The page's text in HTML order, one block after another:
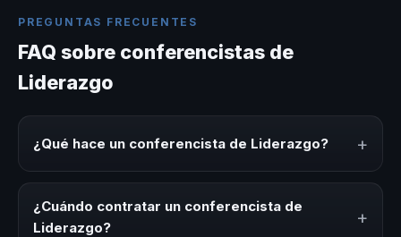
PREGUNTAS FRECUENTES
FAQ sobre conferencistas de
Liderazgo
¿Qué hace un conferencista de Liderazgo? +
comparte conocimiento, estrategias y experiencias sobre
este tema en eventos corporativos, convenciones y
¿Cuándo contratar un conferencista de
Liderazgo?
+